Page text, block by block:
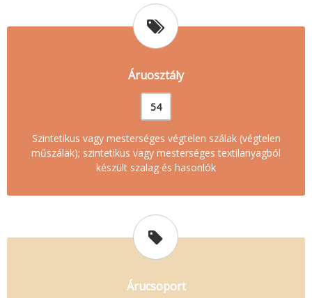
Áruosztály
54
Szintetikus vagy mesterséges végtelen szálak (végtelen
műszálak); szintetikus vagy mesterséges textilanyagból
készült szalag és hasonlók
Árucsoport